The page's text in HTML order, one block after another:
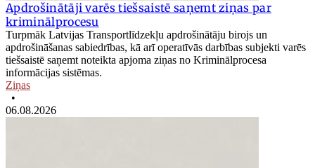
Apdrošinātāji varēs tiešsaistē saņemt ziņas par
kriminālprocesu
Turpmāk Latvijas Transportlīdzekļu apdrošinātāju birojs un
apdrošināšanas sabiedrības, kā arī operatīvās darbības subjekti varēs
tiešsaistē saņemt noteikta apjoma ziņas no Kriminālprocesa
informācijas sistēmas.
Ziņas
•
06.08.2026